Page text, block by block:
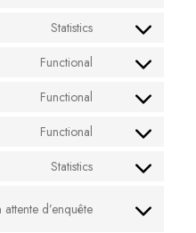
woocommerce
Statistics
Consent
google-
analytics
Functional
Consent
Functional
Consent
uncode
Functional
Consent
wordpress
Statistics
Consent
service
attente d’enquête
Consent